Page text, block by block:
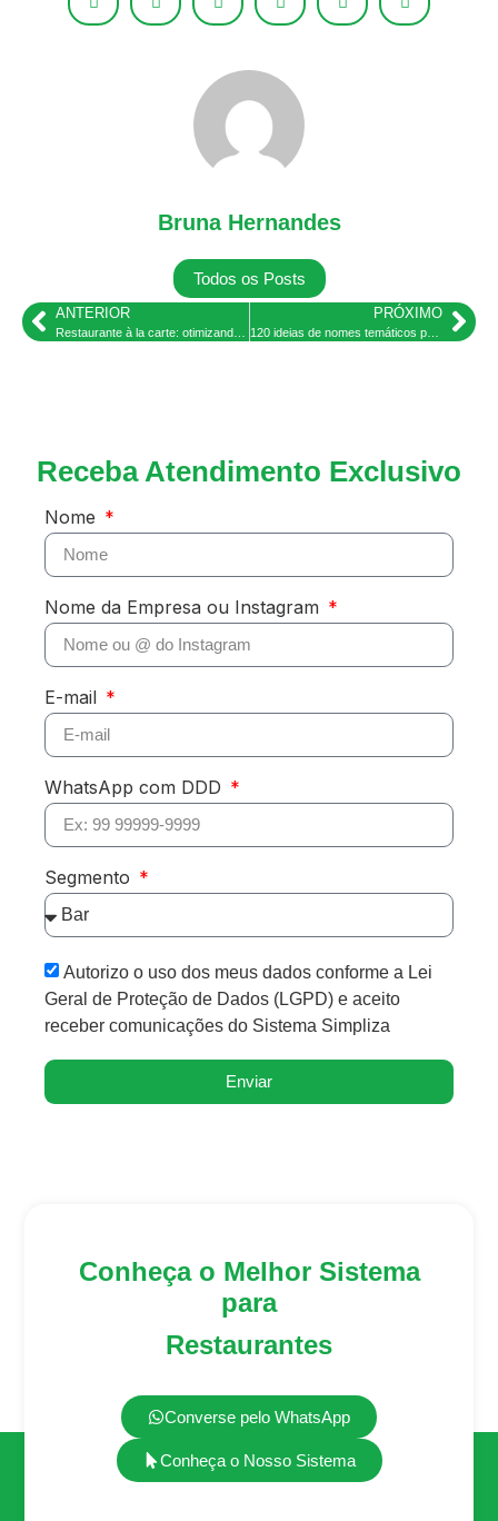
Bruna Hernandes
Todos os Posts
ANTERIOR PRÓXIMO
120 ideias de nomes temáticos para bar geeks, de rock e retrô
Receba Atendimento Exclusivo
Nome
Nome da Empresa ou Instagram
E-mail
WhatsApp com DDD
Segmento
Autorizo o uso dos meus dados conforme a Lei
Geral de Proteção de Dados (LGPD) e aceito
receber comunicações do Sistema Simpliza
Enviar
Conheça o Melhor Sistema
para
Restaurantes
Converse pelo WhatsApp
Conheça o Nosso Sistema